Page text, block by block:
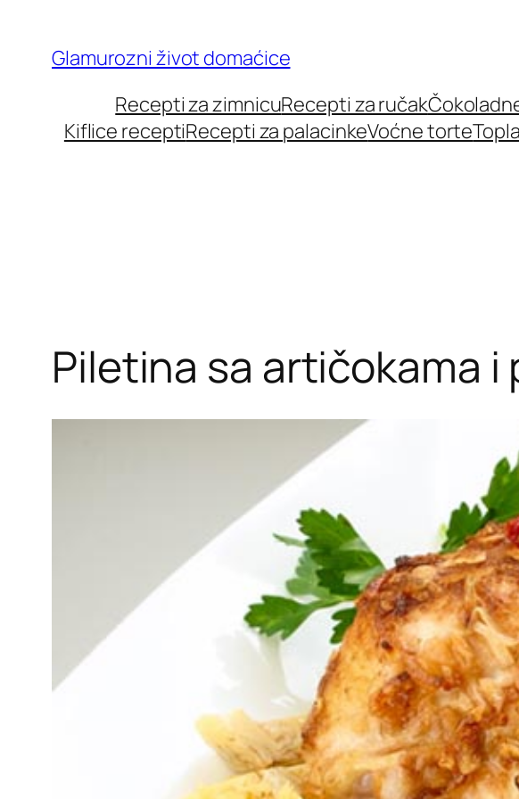
content
Glamurozni život domaćice
Recepti za zimnicuRecepti za ručak
Kiflice receptiRecepti za palacinkeVoćne torte
Piletina sa artičokama i